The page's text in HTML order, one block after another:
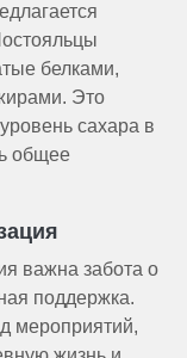
белками,
Это
сахара в
общее
важна забота о
поддержка.
мероприятий,